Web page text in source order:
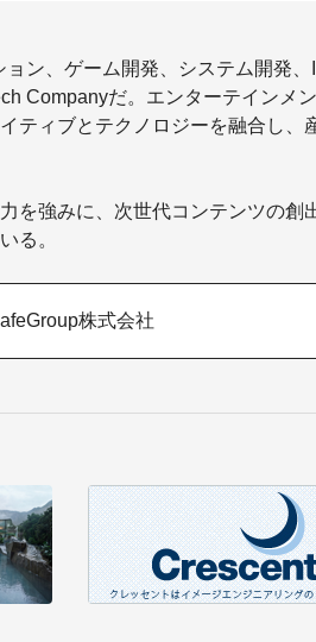
ン、ゲーム開発、システム開発
Companyだ。エンターテインメ
ティブとテクノロジーを融合し、
を強みに、次世代コンテンツの創
る。
株式会社